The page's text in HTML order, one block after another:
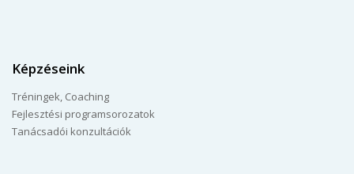
Képzéseink
Tréningek, Coaching
Fejlesztési programsorozatok
Tanácsadói konzultációk